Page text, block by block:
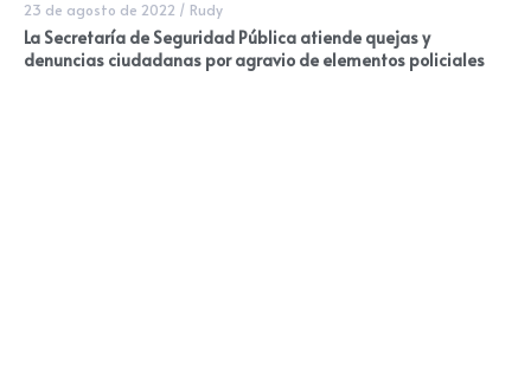
23 de agosto de 2022 / Rudy
La Secretaría de Seguridad Pública atiende quejas y
denuncias ciudadanas por agravio de elementos policiales